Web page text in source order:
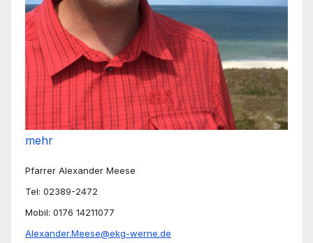
mehr
Pfarrer Alexander Meese
Tel: 02389-2472
Mobil: 0176 14211077
Alexander.Meese@ekg-werne.de